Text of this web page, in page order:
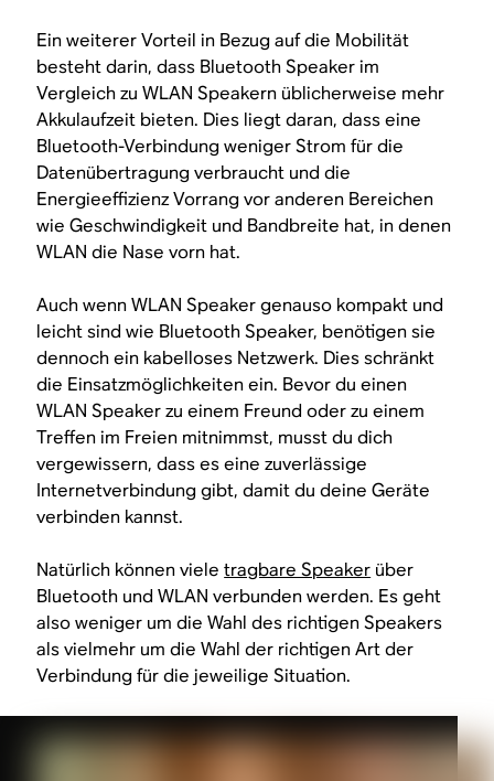
Ein weiterer Vorteil in Bezug auf die Mobilität
besteht darin, dass Bluetooth Speaker im
Vergleich zu WLAN Speakern üblicherweise mehr
Akkulaufzeit bieten. Dies liegt daran, dass eine
Bluetooth-Verbindung weniger Strom für die
Datenübertragung verbraucht und die
Energieeffizienz Vorrang vor anderen Bereichen
wie Geschwindigkeit und Bandbreite hat, in denen
WLAN die Nase vorn hat.
Auch wenn WLAN Speaker genauso kompakt und
leicht sind wie Bluetooth Speaker, benötigen sie
dennoch ein kabelloses Netzwerk. Dies schränkt
die Einsatzmöglichkeiten ein. Bevor du einen
WLAN Speaker zu einem Freund oder zu einem
Treffen im Freien mitnimmst, musst du dich
vergewissern, dass es eine zuverlässige
Internetverbindung gibt, damit du deine Geräte
verbinden kannst.
Natürlich können vieletragbare Speaker über
Bluetooth und WLAN verbunden werden. Es geht
also weniger um die Wahl des richtigen Speakers
als vielmehr um die Wahl der richtigen Art der
Verbindung für die jeweilige Situation.